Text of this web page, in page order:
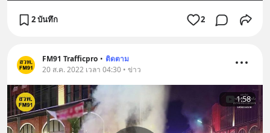
2 บันทึก 2
FM91 Trafficpro • ติดตาม
20 ส.ค. 2022 เวลา 04:30 • ข่าว
1:58